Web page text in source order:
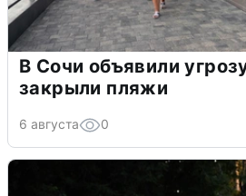
В Сочи объявили
закрыли пляжи
6 августа 0